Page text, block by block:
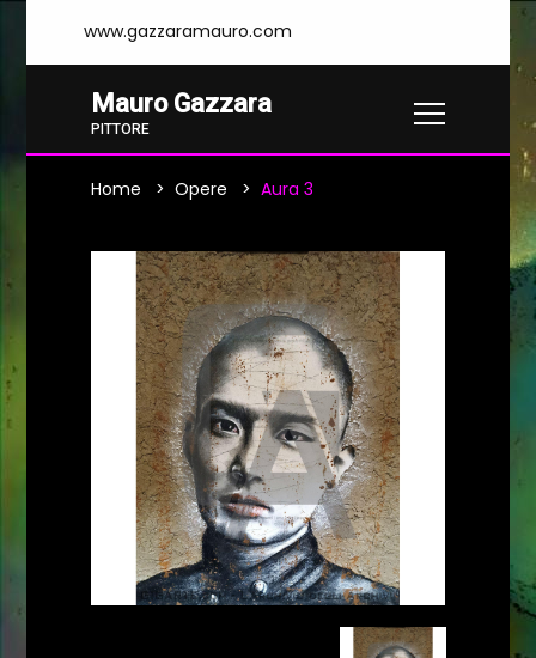
www.gazzaramauro.com
Mauro Gazzara
PITTORE
Home Opere Aura 3